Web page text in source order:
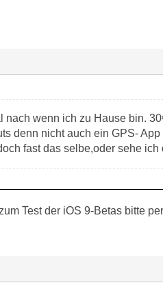
nach wenn ich zu Hause bin.
denn nicht auch ein GPS-
fast das selbe,oder sehe ich
Test der iOS 9-Betas bitte